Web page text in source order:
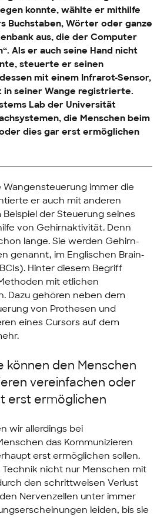
konnte, wählte er mithilfe
Buchstaben, Wörter oder ganze
aus, die der Computer
Als er auch seine Hand nicht
steuerte er seinen
mit einem Infrarot-Sensor,
seiner Wange registrierte.
Lab der Universität
die Menschen beim
dies gar erst ermöglichen
immer die
er auch mit anderen
der Steuerung seines
von Gehirnaktivität. Denn
lange. Sie werden Gehirn-
genannt, im Englischen Brain-
Hinter diesem Begriff
mit etlichen
Dazu gehören neben dem
von Prothesen und
eines Cursors auf dem
können den Menschen
vereinfachen oder
erst ermöglichen
wir allerdings bei
das Kommunizieren
erst ermöglichen sollen.
nicht nur Menschen mit
den schrittweisen Verlust
Nervenzellen unter immer
leiden, bis sie